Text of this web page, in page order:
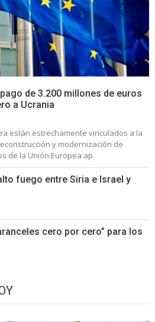
de 3.200 millones de euros
a Ucrania
están estrechamente vinculados a la
y modernización de
de la Unión Europea ap
fuego entre Siria e Israel y
cero por cero” para los